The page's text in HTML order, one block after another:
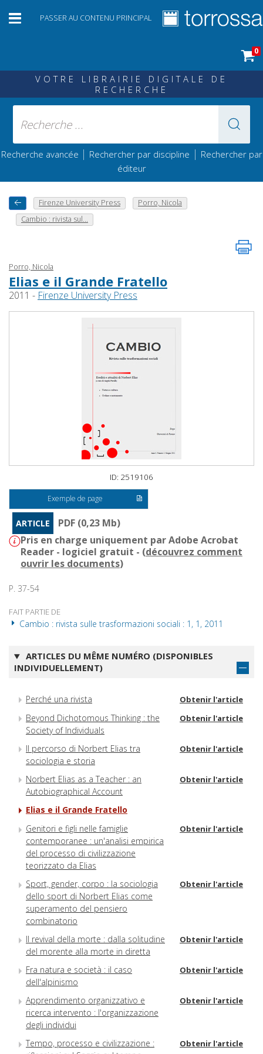
PASSER AU CONTENU PRINCIPAL
0
VOTRE LIBRAIRIE DIGITALE DE
RECHERCHE
Recherche avancée | Rechercher par discipline | Rechercher par
éditeur
Firenze University Press
Porro, Nicola
Cambio : rivista sul...
Porro, Nicola
Elias e il Grande Fratello
2011 - Firenze University Press
ID: 2519106
Exemple de page
ARTICLE
PDF (0,23 Mb)
Pris en charge uniquement par Adobe Acrobat
Reader - logiciel gratuit - (découvrez comment
ouvrir les documents)
P. 37-54
FAIT PARTIE DE
Cambio : rivista sulle trasformazioni sociali : 1, 1, 2011
ARTICLES DU MÊME NUMÉRO (DISPONIBLES
INDIVIDUELLEMENT)
Perché una rivista Obtenir l'article
Beyond Dichotomous Thinking : the
Society of Individuals
Obtenir l'article
Il percorso di Norbert Elias tra
sociologia e storia
Obtenir l'article
Norbert Elias as a Teacher : an
Autobiographical Account
Obtenir l'article
Elias e il Grande Fratello
Genitori e figli nelle famiglie
contemporanee : un'analisi empirica
del processo di civilizzazione
teorizzato da Elias
Obtenir l'article
Sport, gender, corpo : la sociologia
dello sport di Norbert Elias come
superamento del pensiero
combinatorio
Obtenir l'article
Il revival della morte : dalla solitudine
del morente alla morte in diretta
Obtenir l'article
Fra natura e società : il caso
dell'alpinismo
Obtenir l'article
Apprendimento organizzativo e
ricerca intervento : l'organizzazione
degli individui
Obtenir l'article
Tempo, processo e civilizzazione :
Obtenir l'article